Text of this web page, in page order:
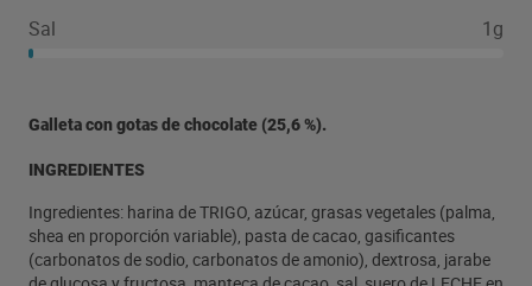
Sal 1g
Galleta con gotas de chocolate (25,6 %).
INGREDIENTES
Ingredientes: harina de TRIGO, azúcar, grasas vegetales (palma,
shea en proporción variable), pasta de cacao, gasificantes
(carbonatos de sodio, carbonatos de amonio), dextrosa, jarabe